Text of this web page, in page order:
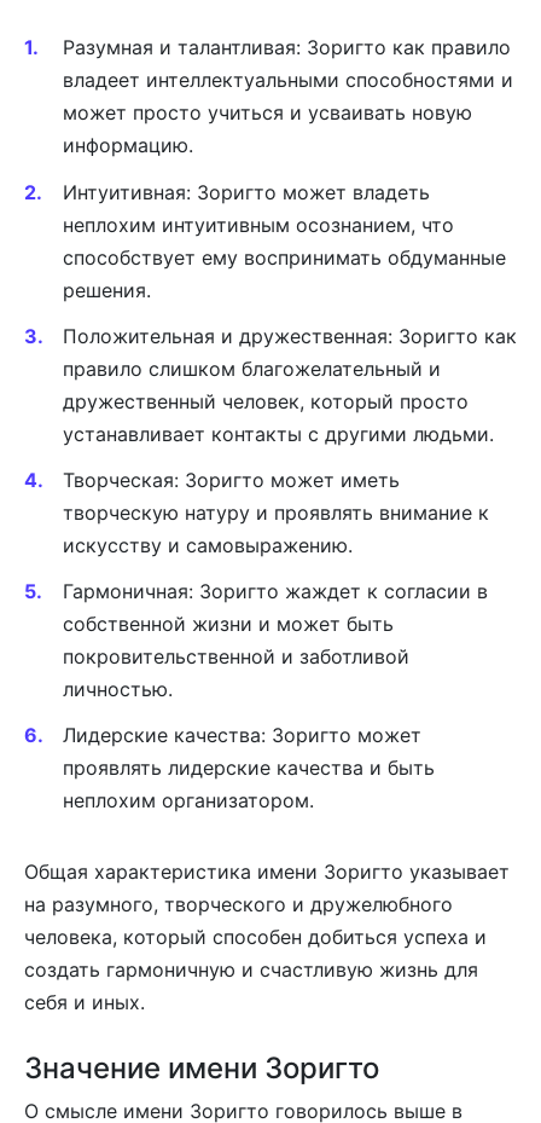
Разумная и талантливая: Зоригто как правило
владеет интеллектуальными способностями и
может просто учиться и усваивать новую
информацию.
Интуитивная: Зоригто может владеть
неплохим интуитивным осознанием, что
способствует ему воспринимать обдуманные
решения.
Положительная и дружественная: Зоригто как
правило слишком благожелательный и
дружественный человек, который просто
устанавливает контакты с другими людьми.
Творческая: Зоригто может иметь
творческую натуру и проявлять внимание к
искусству и самовыражению.
Гармоничная: Зоригто жаждет к согласии в
собственной жизни и может быть
покровительственной и заботливой
личностью.
Лидерские качества: Зоригто может
проявлять лидерские качества и быть
неплохим организатором.
Общая характеристика имени Зоригто указывает
на разумного, творческого и дружелюбного
человека, который способен добиться успеха и
создать гармоничную и счастливую жизнь для
себя и иных.
Значение имени Зоригто
О смысле имени Зоригто говорилось выше в